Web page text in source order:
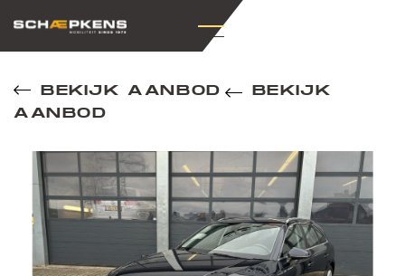
BEKIJK AANBOD
BEKIJK
AANBOD